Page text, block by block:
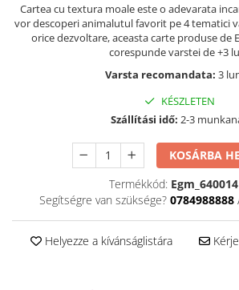
Babaházak
Varázs fúrógép
Gyerek Halloween jelmezek
Háziállat figurák
Plüss figurák
Különleges igények és Down-
Cartea cu textura moale este o adevarata
vor descoperi animalutul favorit pe 4 tematici
orice dezvoltare, aceasta carte produse de
corespunde varstei de +3
Varsta recomandata: 3
KÉSZLETEN
Szállítási idő: 2-3
KOSÁRBA
Termékkód: Egm_640014
Segítségre van szüksége? 0784988888
Helyezze a kívánságlistára